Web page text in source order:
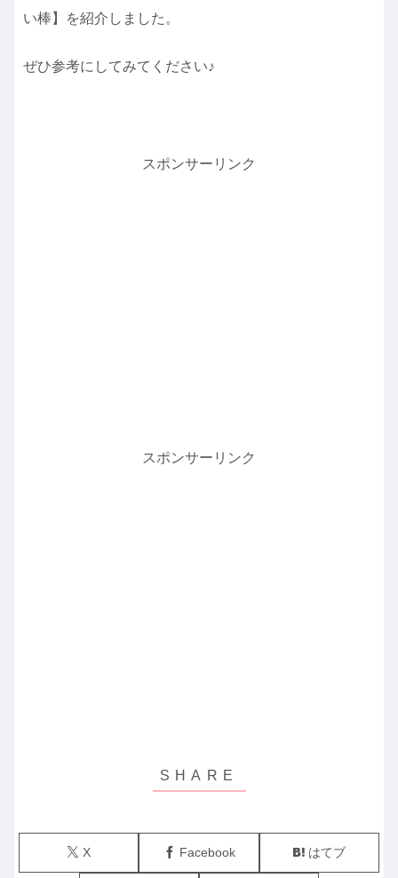
い棒】を紹介しました。
ぜひ参考にしてみてください♪
スポンサーリンク
スポンサーリンク
X Facebook はてブ